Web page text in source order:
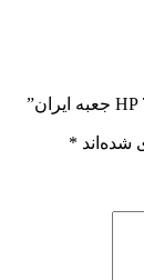
شده‌اند *